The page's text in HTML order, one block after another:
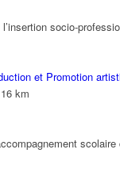
socio-
et Promotion
km